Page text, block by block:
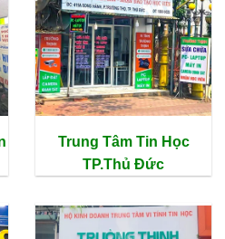
Trung Tâm Tin Học
TP.Thủ Đức